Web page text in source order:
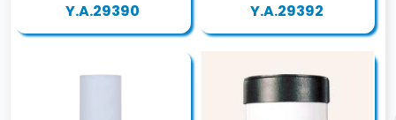
Y.A.29390 Y.A.29392